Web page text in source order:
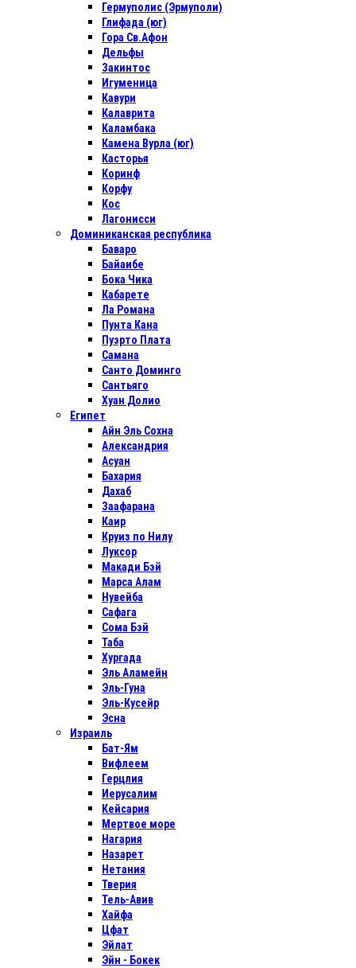
Гермуполис (Эрмуполи)
Глифада (юг)
Гора Св.Афон
Дельфы
Закинтос
Игуменица
Кавури
Калаврита
Каламбака
Камена Вурла (юг)
Касторья
Коринф
Корфу
Кос
Лагонисси
Доминиканская республика
Баваро
Байаибе
Бока Чика
Кабарете
Ла Романа
Пунта Кана
Пуэрто Плата
Самана
Санто Доминго
Сантьяго
Хуан Долио
Египет
Айн Эль Сохна
Александрия
Асуан
Бахария
Дахаб
Заафарана
Каир
Круиз по Нилу
Луксор
Макади Бэй
Марса Алам
Нувейба
Сафага
Сома Бэй
Таба
Хургада
Эль Аламейн
Эль-Гуна
Эль-Кусейр
Эсна
Израиль
Бат-Ям
Вифлеем
Герцлия
Иерусалим
Кейсария
Мертвое море
Нагария
Назарет
Нетания
Тверия
Тель-Авив
Хайфа
Цфат
Эйлат
Эйн - Бокек